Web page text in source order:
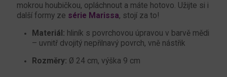
mokrou houbičkou, opláchnout a máte hotovo. Užijte si i
další formy ze série Marissa, stojí za to!
Materiál: hliník s povrchovou úpravou v barvě mědi
– uvnitř dvojitý nepřilnavý povrch, vně nástřik
Rozměry: Ø 24 cm, výška 9 cm